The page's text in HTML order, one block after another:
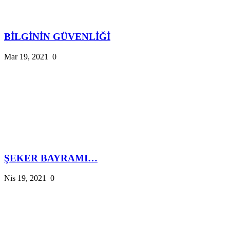
BİLGİNİN GÜVENLİĞİ
Mar 19, 2021 0
ŞEKER BAYRAMI…
Nis 19, 2021 0